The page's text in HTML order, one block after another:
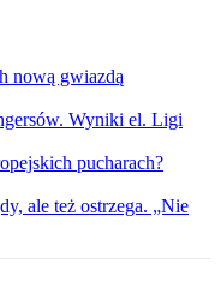
nową gwiazdą
Wyniki el. Ligi
pucharach?
ale też ostrzega. „Nie